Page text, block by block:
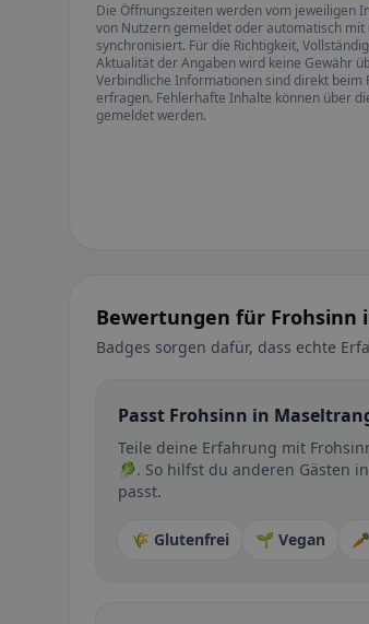
Die Öffnungszeiten werden vom jeweiligen
von Nutzern gemeldet oder automatisch mit
synchronisiert. Für die Richtigkeit,
Aktualität der Angaben wird keine Gewähr
Verbindliche Informationen sind direkt beim
erfragen. Fehlerhafte Inhalte können über
gemeldet werden.
Bewertungen für Frohsinn
Badges sorgen dafür, dass echte
Passt Frohsinn in
Teile deine Erfahrung mit
🥬. So hilfst du anderen Gästen
passt.
🌾 Glutenfrei 🌱 Vegan